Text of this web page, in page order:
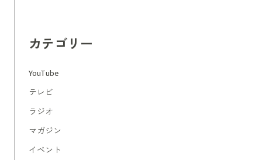
カテゴリー
YouTube
テレビ
ラジオ
マガジン
イベント